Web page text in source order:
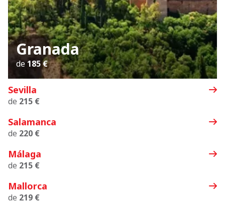
Granada
de185 €
Sevilla
de 215 €
Salamanca
de 220 €
Málaga
de 215 €
Mallorca
de 219 €